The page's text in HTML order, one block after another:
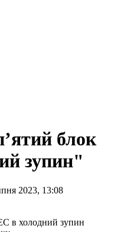
блок
зупин"
2023, 13:08